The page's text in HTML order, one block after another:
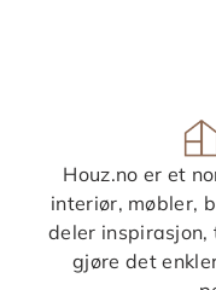
Houz.no er et
interiør, møbler,
deler
gjøre det